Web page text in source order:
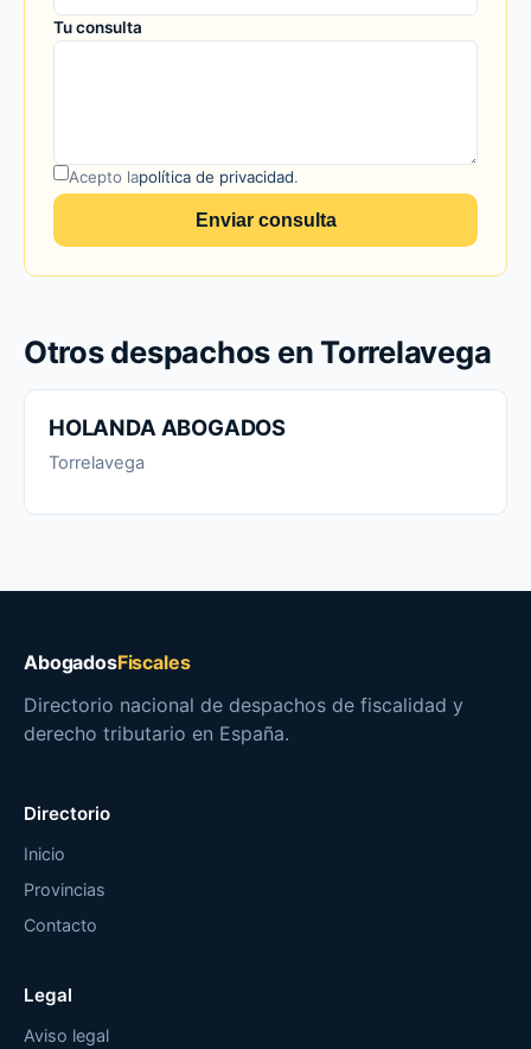
Tu consulta
Acepto lapolítica de privacidad.
Enviar consulta
Otros despachos en Torrelavega
HOLANDA ABOGADOS
Torrelavega
AbogadosFiscales
Directorio nacional de despachos de fiscalidad y
derecho tributario en España.
Directorio
Inicio
Provincias
Contacto
Legal
Aviso legal